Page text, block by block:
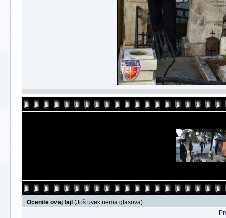
Ocenite ovaj fajl (Još uvek nema glasova)